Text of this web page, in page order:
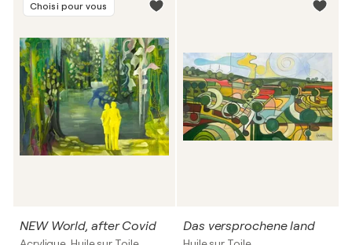
Choisi pour vous
NEW World, after Covid Das versprochene land